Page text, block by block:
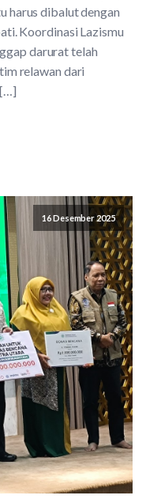
harus dibalut dengan
Koordinasi Lazismu
darurat telah
relawan dari
16 Desember 2025